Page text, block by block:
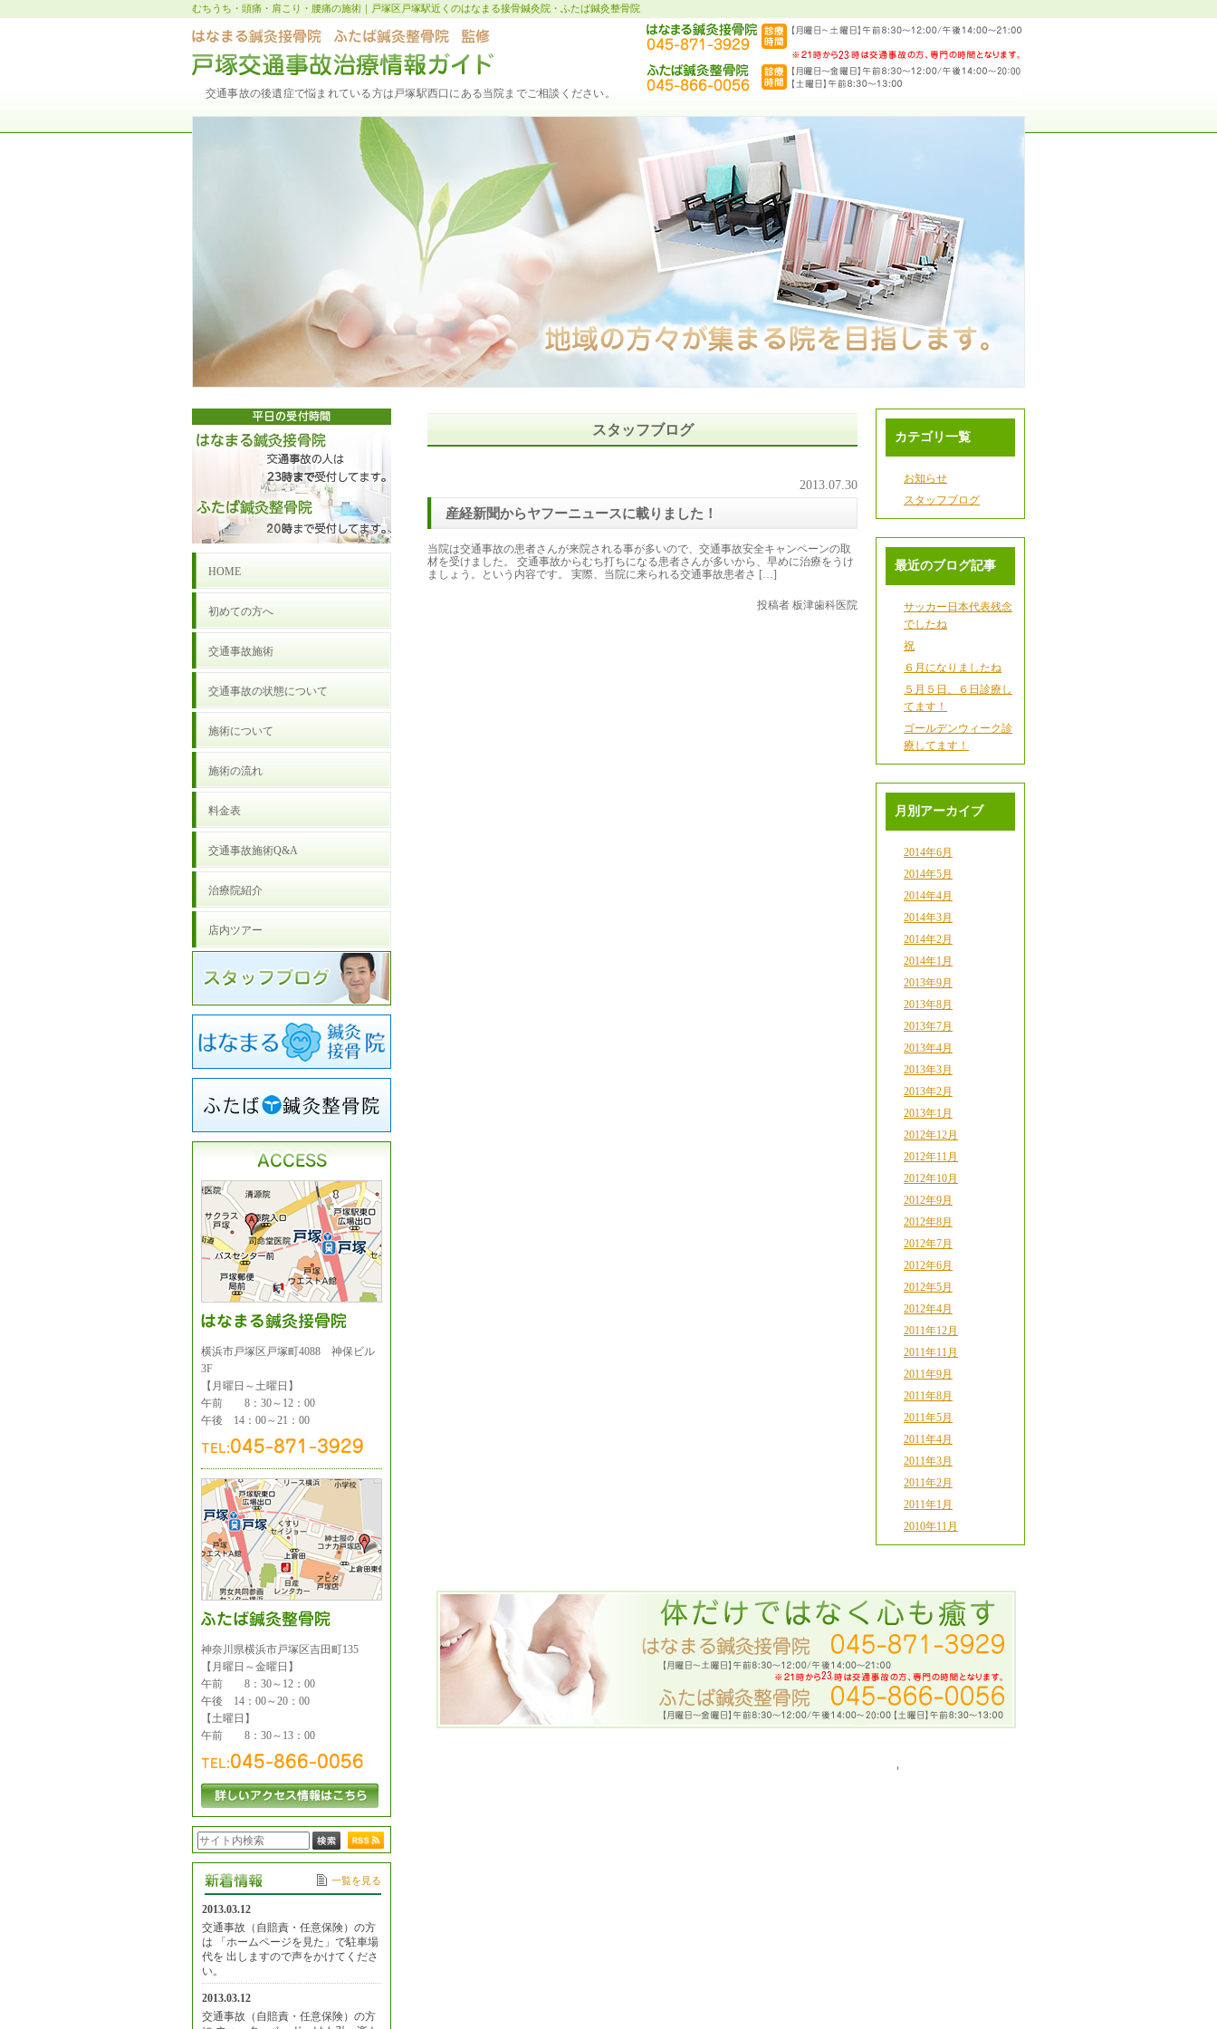
むちうち・頭痛・肩こり・腰痛の施術｜戸塚区戸塚駅近くのはなまる接骨鍼灸院・ふたば鍼灸整骨院
交通事故の後遺症で悩まれている方は戸塚駅西口にある当院までご相談ください。
スタッフブログ
2013.07.30
産経新聞からヤフーニュースに載りました！
当院は交通事故の患者さんが来院される事が多いので、交通事故安全キャンペーンの取
材を受けました。 交通事故からむち打ちになる患者さんが多いから、早めに治療をうけ
ましょう。という内容です。 実際、当院に来られる交通事故患者さ […]
投稿者 板津歯科医院
カテゴリ一覧
お知らせ
スタッフブログ
最近のブログ記事
サッカー日本代表残念
でしたね
祝
６月になりましたね
５月５日、６日診療し
てます！
ゴールデンウィーク診
療してます！
月別アーカイブ
2014年6月
2014年5月
2014年4月
2014年3月
2014年2月
2014年1月
2013年9月
2013年8月
2013年7月
2013年4月
2013年3月
2013年2月
2013年1月
2012年12月
2012年11月
2012年10月
2012年9月
2012年8月
2012年7月
2012年6月
2012年5月
2012年4月
2011年12月
2011年11月
2011年9月
2011年8月
2011年5月
2011年4月
2011年3月
2011年2月
2011年1月
2010年11月
HOME
初めての方へ
交通事故施術
交通事故の状態について
施術について
施術の流れ
料金表
交通事故施術Q&A
治療院紹介
店内ツアー
横浜市戸塚区戸塚町4088 神保ビル
3F
【月曜日～土曜日】
午前 8：30～12：00
午後 14：00～21：00
神奈川県横浜市戸塚区吉田町135
【月曜日～金曜日】
午前 8：30～12：00
午後 14：00～20：00
【土曜日】
午前 8：30～13：00
一覧を見る
2013.03.12
交通事故（自賠責・任意保険）の方
は 「ホームページを見た」で駐車場
代を 出しますので声をかけてくださ
い。
2013.03.12
交通事故（自賠責・任意保険）の方